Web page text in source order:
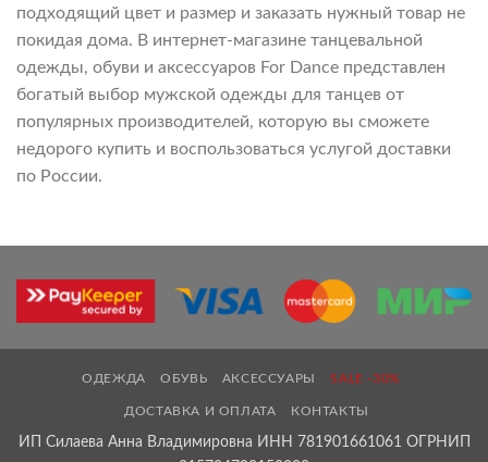
подходящий цвет и размер и заказать нужный товар не
покидая дома. В интернет-магазине танцевальной
одежды, обуви и аксессуаров For Dance представлен
богатый выбор мужской одежды для танцев от
популярных производителей, которую вы сможете
недорого купить и воспользоваться услугой доставки
по России.
ОДЕЖДА ОБУВЬ АКСЕССУАРЫ SALE -30%
ДОСТАВКА И ОПЛАТА КОНТАКТЫ
ИП Силаева Анна Владимировна ИНН 781901661061 ОГРНИП